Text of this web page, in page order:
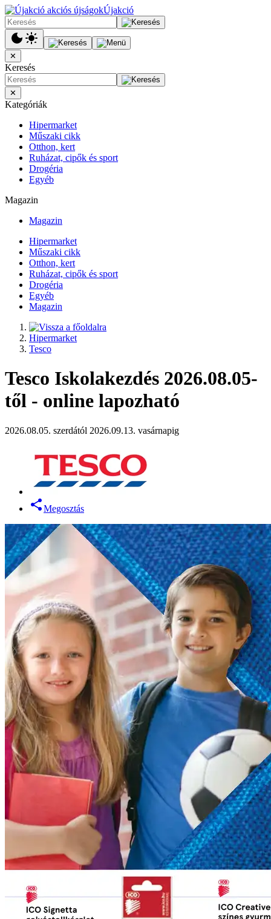
Újakció
✕
Keresés
✕
Kategóriák
Hipermarket
Műszaki cikk
Otthon, kert
Ruházat, cipők és sport
Drogéria
Egyéb
Magazin
Magazin
Hipermarket
Műszaki cikk
Otthon, kert
Ruházat, cipők és sport
Drogéria
Egyéb
Magazin
Hipermarket
Tesco
Tesco Iskolakezdés 2026.08.05-
től - online lapozható
2026.08.05. szerdától 2026.09.13. vasárnapig
Megosztás